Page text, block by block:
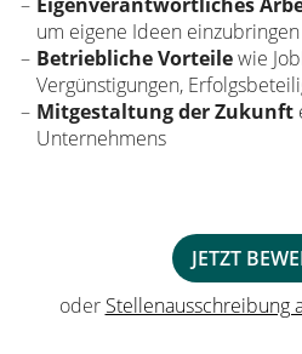
um eigene Ideen
Betriebliche Vorteilewie
Vergünstigungen,
Mitgestaltung der Zukunft
Unternehmens
JETZT
oder Stellenausschreibung